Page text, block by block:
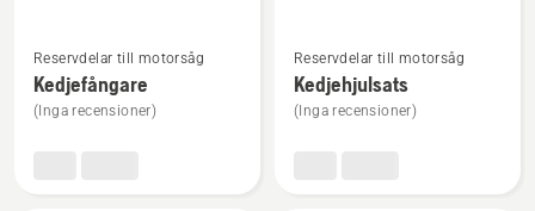
mer
information
om
Reservdelar till motorsåg
Kedjefångare
(Inga recensioner)
mer
information
om
Reservdelar till motorsåg
Kedjehjulsats
(Inga recensioner)